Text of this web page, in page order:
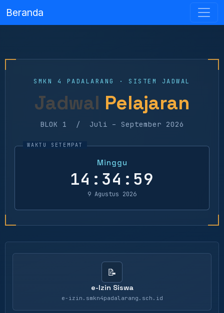
Beranda
SMKN 4 PADALARANG · SISTEM JADWAL
Jadwal Pelajaran
BLOK 1 / Juli – September 2026
Minggu
14:34:59
9 Agustus 2026
📝
e-Izin Siswa
e-izin.smkn4padalarang.sch.id